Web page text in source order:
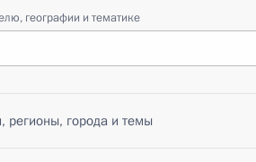
географии и тематике
регионы, города и темы